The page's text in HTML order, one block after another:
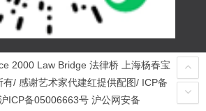
2000 Law Bridge 法律桥 上海杨春宝
/ 感谢艺术家代建红提供配图/ ICP备
ICP备05006663号 沪公网安备